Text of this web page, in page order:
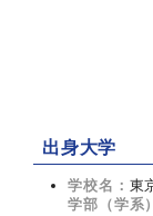
出身大学
学校名： 東
学部（学系